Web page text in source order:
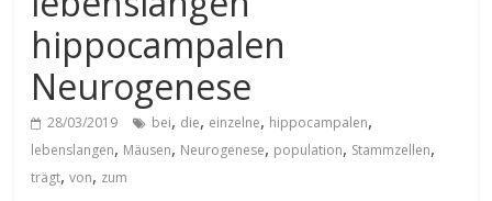
hippocampalen
Neurogenese
28/03/2019 bei, die, einzelne, hippocampalen,
lebenslangen, Mäusen, Neurogenese, population, Stammzellen,
trägt,von, zum